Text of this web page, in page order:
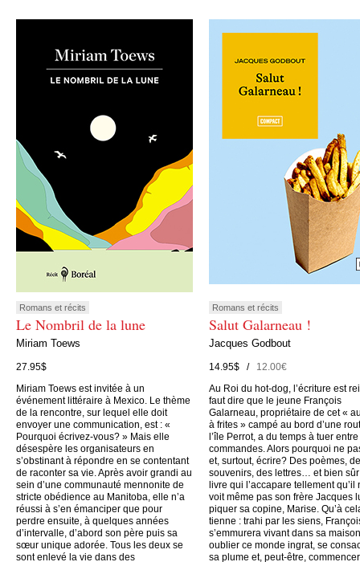
Romans et récits
Le Nombril de la lune
Miriam Toews
27.95$
Miriam Toews est invitée à un
événement littéraire à Mexico. Le thème
de la rencontre, sur lequel elle doit
envoyer une communication, est : «
Pourquoi écrivez-vous? » Mais elle
désespère les organisateurs en
s’obstinant à répondre en se contentant
de raconter sa vie. Après avoir grandi au
sein d’une communauté mennonite de
stricte obédience au Manitoba, elle n’a
réussi à s’en émanciper que pour
perdre ensuite, à quelques années
d’intervalle, d’abord son père puis sa
sœur unique adorée. Tous les deux se
sont enlevé la vie dans des
Romans et récits
Salut Galarneau !
Jacques Godbout
14.95$ /12.00€
Au Roi du hot-dog, l’écriture est
faut dire que le jeune François
Galarneau, propriétaire de cet «
à frites » campé au bord d’une
l’île Perrot, a du temps à tuer
commandes. Alors pourquoi ne
et, surtout, écrire? Des poèmes,
souvenirs, des lettres… et bien
livre qui l’accapare tellement qu’il
voit même pas son frère Jacques
piquer sa copine, Marise. Qu’à
tienne : trahi par les siens,
s’emmurera vivant dans sa
oublier ce monde ingrat, se
sa plume et, peut-être,